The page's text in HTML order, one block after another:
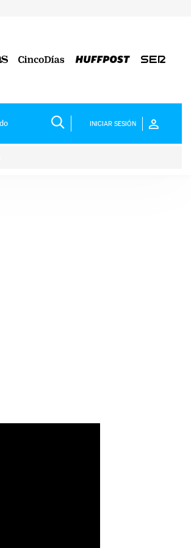
INICIAR SESIÓN